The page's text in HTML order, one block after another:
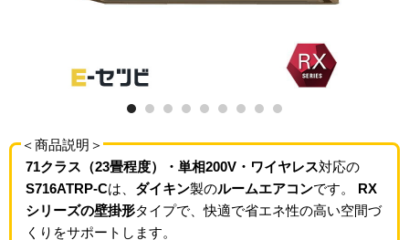
＜商品説明＞
71クラス（23畳程度）・単相200V・ワイヤレス対応の
S716ATRP-Cは、 ダイキン製のルームエアコンです。 RX
シリーズの壁掛形タイプで、快適で省エネ性の高い空間づ
くりをサポートします。